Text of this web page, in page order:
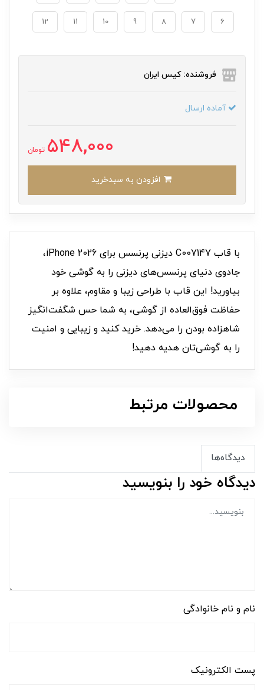
6
7
8
9
10
11
12
فروشنده: کیس ایران
آماده ارسال
548,000 تومان
با قاب C007147 دیزنی پرنسس برای iPhone 2026،
جادوی دنیای پرنسس‌های دیزنی را به گوشی خود
بیاورید! این قاب با طراحی زیبا و مقاوم، علاوه بر
حفاظت فوق‌العاده از گوشی، به شما حس شگفت‌انگیز
شاهزاده بودن را می‌دهد. خرید کنید و زیبایی و امنیت
را به گوشی‌تان هدیه دهید!
محصولات مرتبط
دیدگاه‌ها
دیدگاه خود را بنویسید
نام و نام خانوادگی
پست الکترونیک